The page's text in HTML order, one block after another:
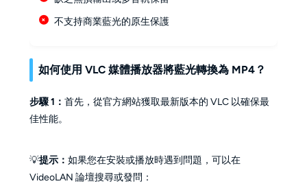
不支持商業藍光的原生保護
如何使用 VLC 媒體播放器將藍光轉換為 MP4？
步驟 1： 首先，從官方網站獲取最新版本的 VLC 以確保最
佳性能。
💡提示： 如果您在安裝或播放時遇到問題，可以在
VideoLAN 論壇搜尋或發問：